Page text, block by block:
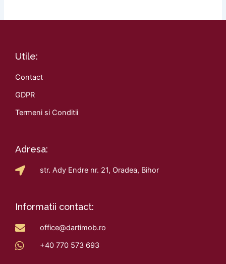
Utile:
Contact
GDPR
Termeni si Conditii
Adresa:
str. Ady Endre nr. 21, Oradea, Bihor
Informatii contact:
office@dartimob.ro
+40 770 573 693